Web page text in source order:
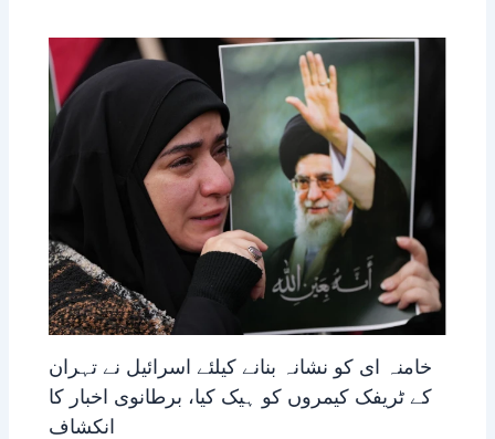
خامنہ ای کو نشانہ بنانے کیلئے اسرائیل نے تہران
کے ٹریفک کیمروں کو ہیک کیا، برطانوی اخبار کا
انکشاف